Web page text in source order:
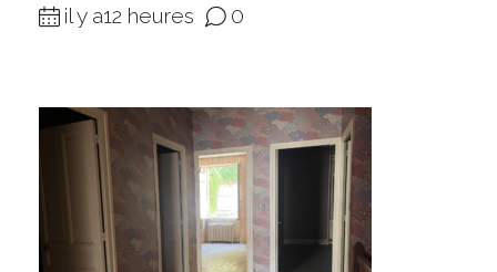
il y a12 heures 0